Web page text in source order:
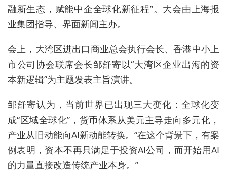
融新生态，赋能中企全球化新征程”。大会由上海报
业集团指导、界面新闻主办。
会上，大湾区进出口商业总会执行会长、香港中小上
市公司协会联席会长邹舒寄以“大湾区企业出海的资
本新逻辑”为主题发表主旨演讲。
邹舒寄认为， 当前世界已出现三大变化：全球化变
成“区域全球化”，货币体系从美元主导走向多元化，
产业从旧动能向AI新动能转换。 “在这个背景下，有案
例表明，资本不再只满足于投资AI公司，而开始用AI
的力量直接改造传统产业本身。”